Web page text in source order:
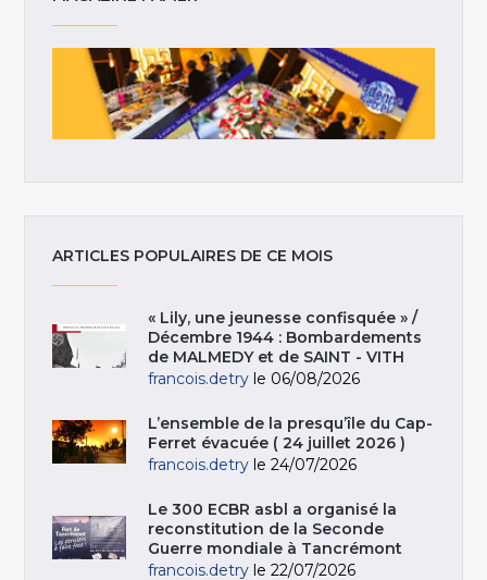
ARTICLES POPULAIRES DE CE MOIS
« Lily, une jeunesse confisquée » /
Décembre 1944 : Bombardements
de MALMEDY et de SAINT - VITH
francois.detry le 06/08/2026
L’ensemble de la presqu’île du Cap-
Ferret évacuée ( 24 juillet 2026 )
francois.detry le 24/07/2026
Le 300 ECBR asbl a organisé la
reconstitution de la Seconde
Guerre mondiale à Tancrémont
francois.detry le 22/07/2026